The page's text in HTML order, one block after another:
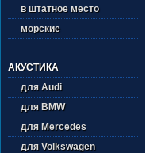
в штатное место
морские
АКУСТИКА
для Audi
для BMW
для Mercedes
для Volkswagen